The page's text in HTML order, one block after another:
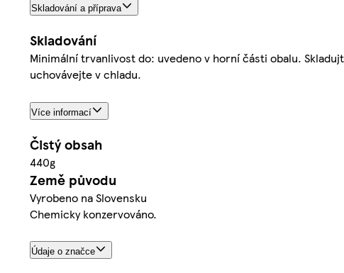
Skladování a příprava
Skladování
Minimální trvanlivost do: uvedeno v horní části obalu.
uchovávejte v chladu.
Více informací
Čistý obsah
440g
Země původu
Vyrobeno na Slovensku
Chemicky konzervováno.
Údaje o značce